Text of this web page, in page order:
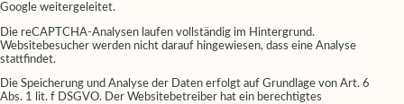
Google weitergeleitet.
Die reCAPTCHA-Analysen laufen vollständig im Hintergrund.
Websitebesucher werden nicht darauf hingewiesen, dass eine Analyse
stattfindet.
Die Speicherung und Analyse der Daten erfolgt auf Grundlage von Art. 6
Abs. 1 lit. f DSGVO. Der Websitebetreiber hat ein berechtigtes